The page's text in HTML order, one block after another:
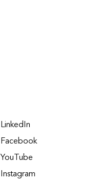
LinkedIn
Facebook
YouTube
Instagram